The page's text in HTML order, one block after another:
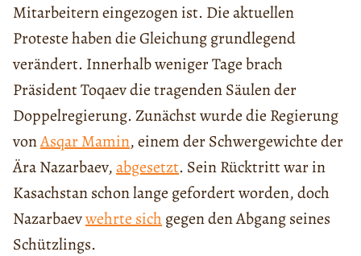
Mitarbeitern eingezogen ist. Die aktuellen
Proteste haben die Gleichung grundlegend
verändert. Innerhalb weniger Tage brach
Präsident Toqaev die tragenden Säulen der
Doppelregierung. Zunächst wurde die Regierung
vonAsqar Mamin, einem der Schwergewichte der
Ära Nazarbaev,abgesetzt. Sein Rücktritt war in
Kasachstan schon lange gefordert worden, doch
Nazarbaevwehrte sich gegen den Abgang seines
Schützlings.